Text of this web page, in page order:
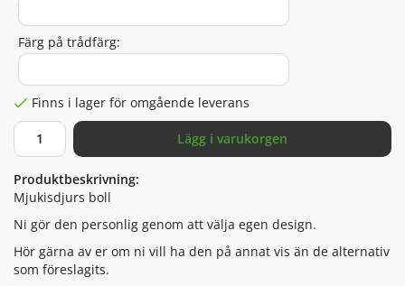
Färg på trådfärg:
Finns i lager för omgående leverans
Lägg i varukorgen
Produktbeskrivning:
Mjukisdjurs boll
Ni gör den personlig genom att välja egen design.
Hör gärna av er om ni vill ha den på annat vis än de alternativ
som föreslagits.